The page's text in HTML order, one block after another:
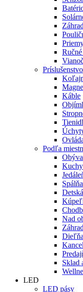
Príslušenstvo
Káble
Podľa
Detská
Nad
Sklad
LED
LED pásy